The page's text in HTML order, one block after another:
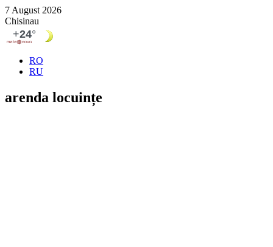
7 August 2026
Chisinau
RO
RU
arenda locuințe